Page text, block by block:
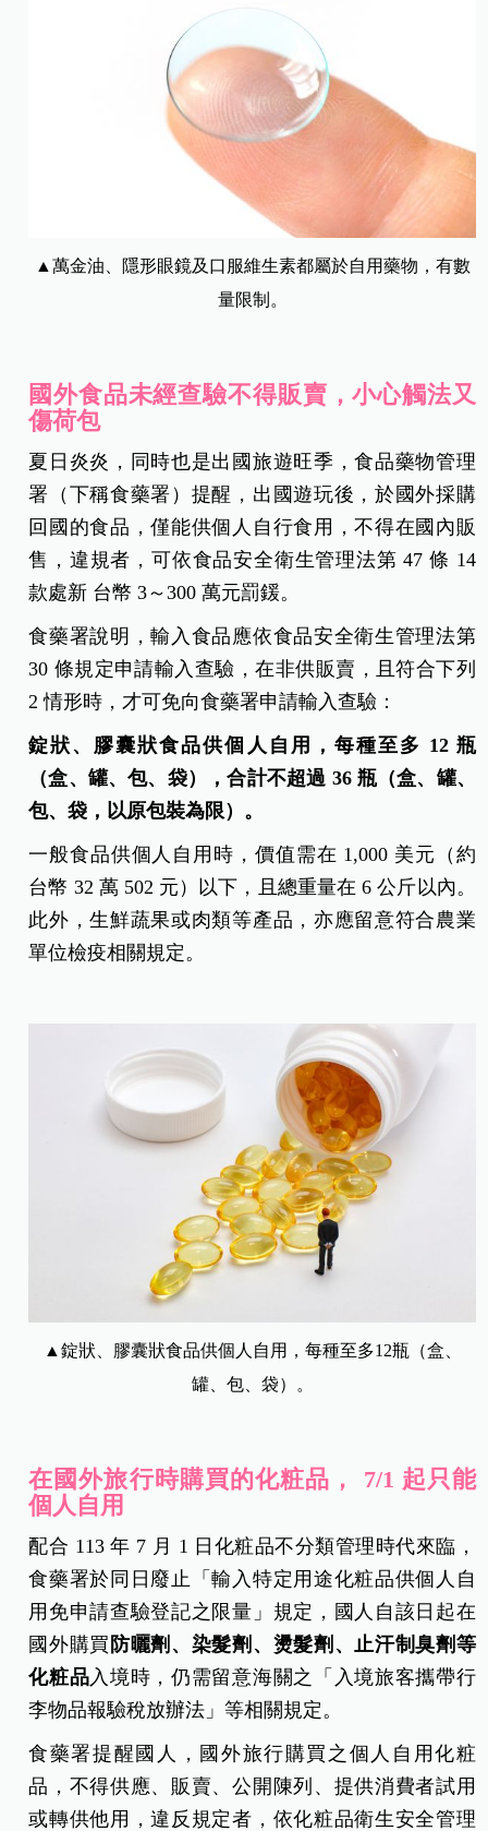
▲萬金油、隱形眼鏡及口服維生素都屬於自用藥物，有數
量限制。
國外食品未經查驗不得販賣，小心觸法又
傷荷包
夏日炎炎，同時也是出國旅遊旺季，食品藥物管理
署（下稱食藥署）提醒，出國遊玩後，於國外採購
回國的食品，僅能供個人自行食用，不得在國內販
售，違規者，可依食品安全衛生管理法第 47 條 14
款處新 台幣 3～300 萬元罰鍰。
食藥署說明，輸入食品應依食品安全衛生管理法第
30 條規定申請輸入查驗，在非供販賣，且符合下列
2 情形時，才可免向食藥署申請輸入查驗：
錠狀、膠囊狀食品供個人自用，每種至多 12 瓶
（盒、罐、包、袋），合計不超過 36 瓶（盒、罐、
包、袋，以原包裝為限）。
一般食品供個人自用時，價值需在 1,000 美元（約
台幣 32 萬 502 元）以下，且總重量在 6 公斤以內。
此外，生鮮蔬果或肉類等產品，亦應留意符合農業
單位檢疫相關規定。
▲錠狀、膠囊狀食品供個人自用，每種至多12瓶（盒、
罐、包、袋）。
在國外旅行時購買的化粧品， 7/1 起只能
個人自用
配合 113 年 7 月 1 日化粧品不分類管理時代來臨，
食藥署於同日廢止「輸入特定用途化粧品供個人自
用免申請查驗登記之限量」規定，國人自該日起在
國外購買 防曬劑、染髮劑、燙髮劑、止汗制臭劑等
化粧品 入境時，仍需留意海關之「入境旅客攜帶行
李物品報驗稅放辦法」等相關規定。
食藥署提醒國人，國外旅行購買之個人自用化粧
品，不得供應、販賣、公開陳列、提供消費者試用
或轉供他用，違反規定者，依化粧品衛生安全管理